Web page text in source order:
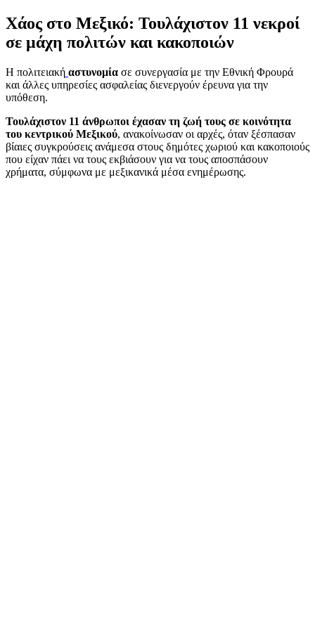
Χάος στο Μεξικό: Τουλάχιστον 11 νεκροί
σε μάχη πολιτών και κακοποιών
Η πολιτειακή αστυνομία σε συνεργασία με την Εθνική Φρουρά
και άλλες υπηρεσίες ασφαλείας διενεργούν έρευνα για την
υπόθεση.
Τουλάχιστον 11 άνθρωποι έχασαν τη ζωή τους σε κοινότητα
του κεντρικού Μεξικού, ανακοίνωσαν οι αρχές, όταν ξέσπασαν
βίαιες συγκρούσεις ανάμεσα στους δημότες χωριού και κακοποιούς
που είχαν πάει να τους εκβιάσουν για να τους αποσπάσουν
χρήματα, σύμφωνα με μεξικανικά μέσα ενημέρωσης.